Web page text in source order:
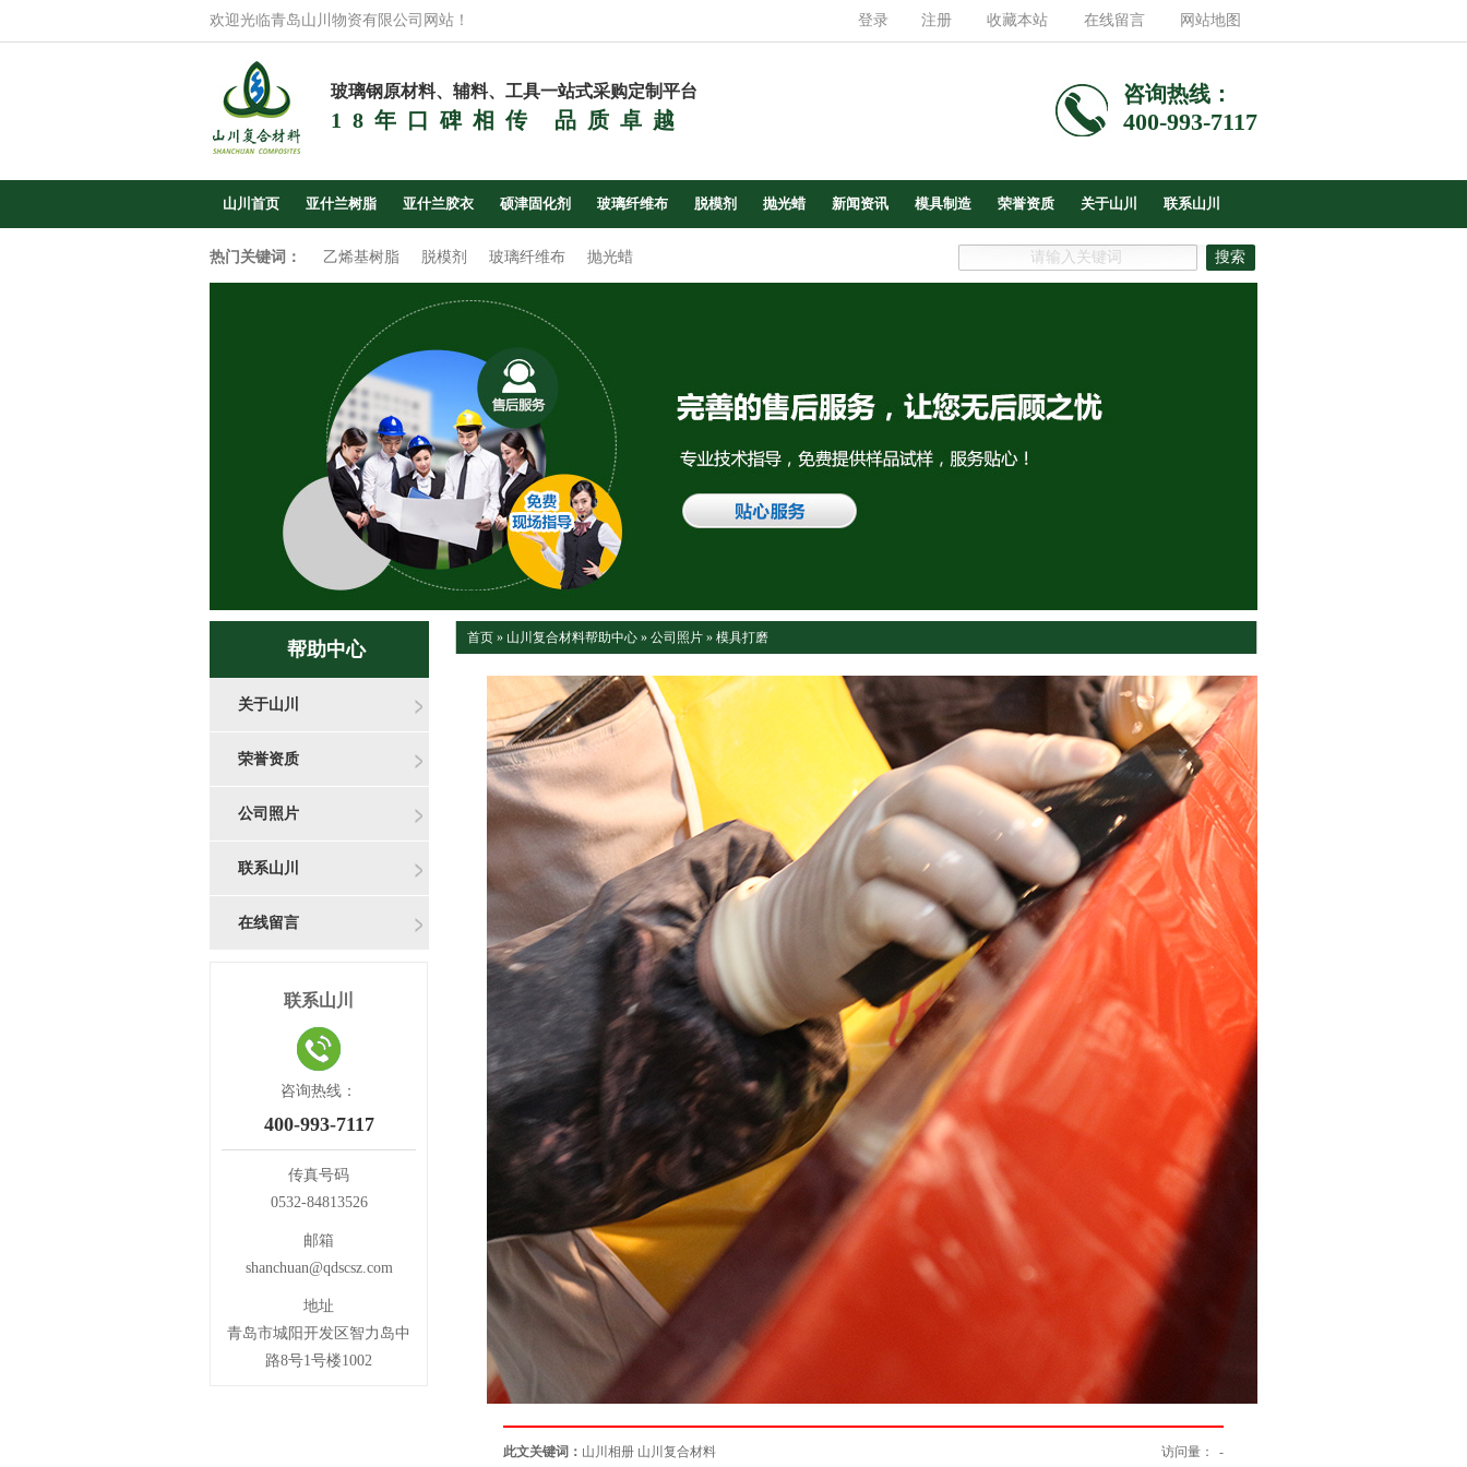
登录 注册 收藏本站 在线留言 网站地图
欢迎光临青岛山川物资有限公司网站！
玻璃钢原材料、辅料、工具一站式采购定制平台
18年口碑相传 品质卓越
咨询热线：
400-993-7117
山川首页 亚什兰树脂 亚什兰胶衣 硕津固化剂 玻璃纤维布 脱模剂 抛光蜡 新闻资讯 模具制造 荣誉资质 关于山川 联系山川
热门关键词： 乙烯基树脂 脱模剂 玻璃纤维布 抛光蜡
帮助中心
关于山川
荣誉资质
公司照片
联系山川
在线留言
联系山川
咨询热线：
400-993-7117
传真号码
0532-84813526
邮箱
shanchuan@qdscsz.com
地址
青岛市城阳开发区智力岛中
路8号1号楼1002
首页 » 山川复合材料帮助中心 » 公司照片 » 模具打磨
访问量： -
此文关键词： 山川相册 山川复合材料